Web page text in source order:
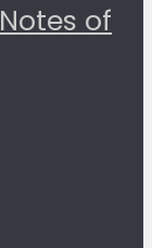
Notes of